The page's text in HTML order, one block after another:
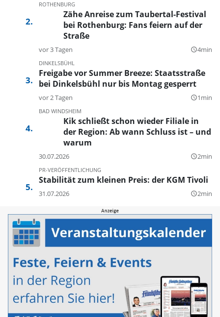
ROTHENBURG
Zähe Anreise zum Taubertal-Festival
bei Rothenburg: Fans feiern auf der
Straße
vor 3 Tagen query_builder4min
DINKELSBÜHL
Freigabe vor Summer Breeze: Staatsstraße
bei Dinkelsbühl nur bis Montag gesperrt
vor 2 Tagen query_builder1min
BAD WINDSHEIM
Kik schließt schon wieder Filiale in
der Region: Ab wann Schluss ist – und
warum
30.07.2026 query_builder2min
PR-VERÖFFENTLICHUNG
Stabilität zum kleinen Preis: der KGM Tivoli
31.07.2026 query_builder2min